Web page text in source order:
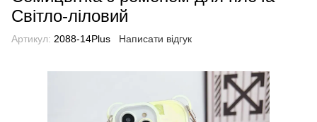
Світло-ліловий
Артикул: 2088-14Plus Написати відгук